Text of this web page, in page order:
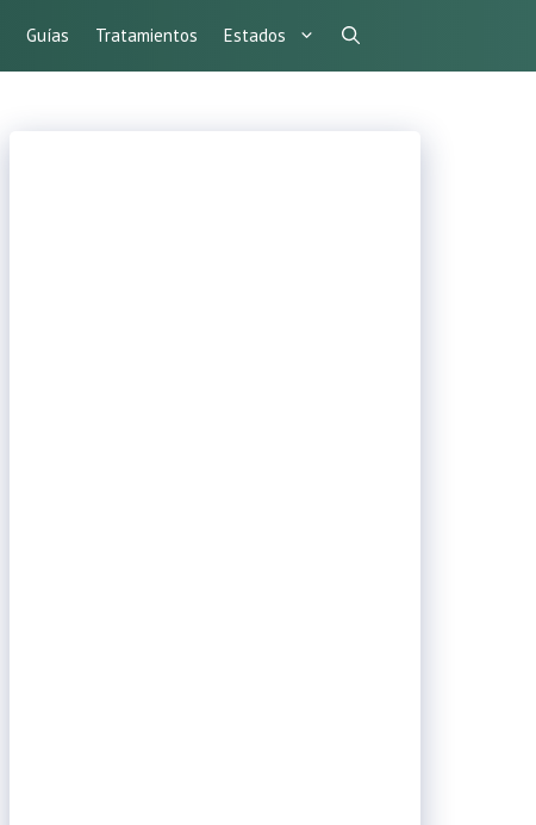
Guías Tratamientos Estados